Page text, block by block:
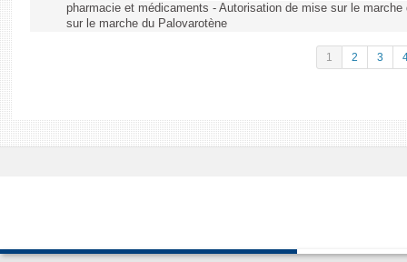
pharmacie et médicaments - Autorisation de mise sur le
sur le marche du Palovarotène
1 2 3